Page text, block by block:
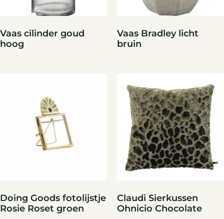
Vaas cilinder goud
hoog
Vaas Bradley licht
bruin
Doing Goods fotolijstje
Rosie Roset groen
Claudi Sierkussen
Ohnicio Chocolate